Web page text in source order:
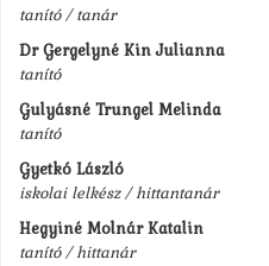
tanító / tanár
Dr Gergelyné Kin Julianna
tanító
Gulyásné Trungel Melinda
tanító
Gyetkó László
iskolai lelkész / hittantanár
Hegyiné Molnár Katalin
tanító / hittanár